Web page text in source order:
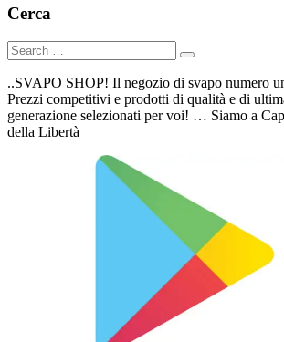
Cerca
..SVAPO SHOP! Il negozio di svapo numero
Prezzi competitivi e prodotti di qualità e di
generazione selezionati per voi! … Siamo a
della Libertà